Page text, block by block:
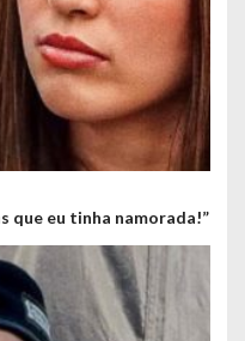
que eu tinha namorada!”